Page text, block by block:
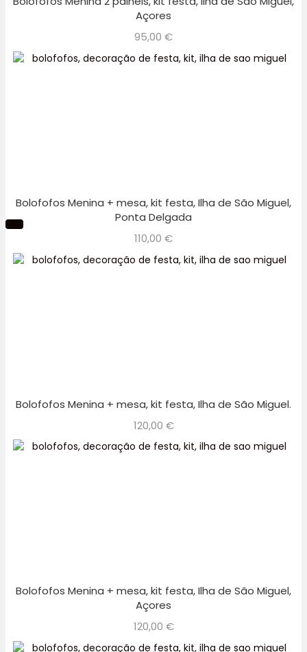
Açores
95,00 €
Bolofofos Menina + mesa, kit festa, Ilha de São Miguel,
Ponta Delgada
110,00 €
Bolofofos Menina + mesa, kit festa, Ilha de São Miguel.
120,00 €
Bolofofos Menina + mesa, kit festa, Ilha de São Miguel,
Açores
120,00 €